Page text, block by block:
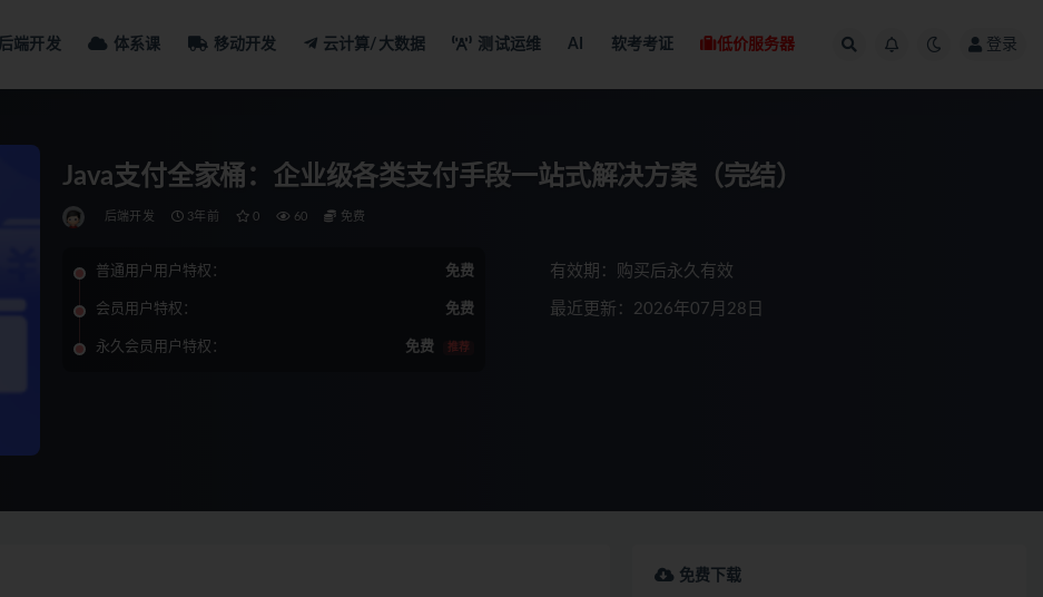
后端开发 体系课 移动开发 云计算/大数据 测试运维 AI 软考考证 低价服务器 登录
Java支付全家桶：企业级各类支付手段一站式解决方案（完结）
后端开发 3年前 0 60 免费
普通用户用户特权： 免费
会员用户特权： 免费
永久会员用户特权： 免费 推荐
有效期：购买后永久有效
最近更新：2026年07月28日
免费下载